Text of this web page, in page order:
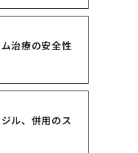
治療の安全性
ル、併用のス